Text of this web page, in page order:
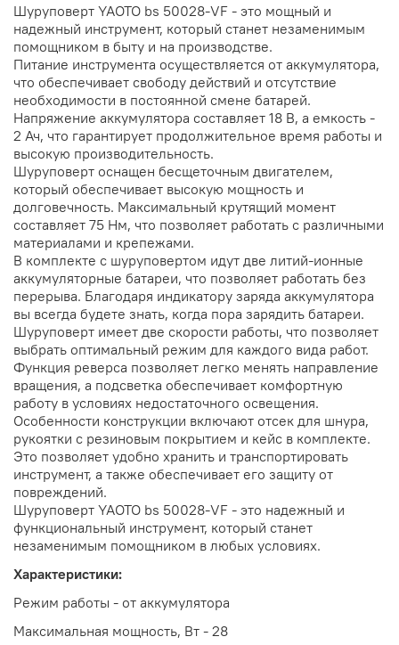
Шуруповерт YAOTO bs 50028-VF - это мощный и
надежный инструмент, который станет незаменимым
помощником в быту и на производстве.
Питание инструмента осуществляется от аккумулятора,
что обеспечивает свободу действий и отсутствие
необходимости в постоянной смене батарей.
Напряжение аккумулятора составляет 18 В, а емкость -
2 Ач, что гарантирует продолжительное время работы и
высокую производительность.
Шуруповерт оснащен бесщеточным двигателем,
который обеспечивает высокую мощность и
долговечность. Максимальный крутящий момент
составляет 75 Нм, что позволяет работать с различными
материалами и крепежами.
В комплекте с шуруповертом идут две литий-ионные
аккумуляторные батареи, что позволяет работать без
перерыва. Благодаря индикатору заряда аккумулятора
вы всегда будете знать, когда пора зарядить батареи.
Шуруповерт имеет две скорости работы, что позволяет
выбрать оптимальный режим для каждого вида работ.
Функция реверса позволяет легко менять направление
вращения, а подсветка обеспечивает комфортную
работу в условиях недостаточного освещения.
Особенности конструкции включают отсек для шнура,
рукоятки с резиновым покрытием и кейс в комплекте.
Это позволяет удобно хранить и транспортировать
инструмент, а также обеспечивает его защиту от
повреждений.
Шуруповерт YAOTO bs 50028-VF - это надежный и
функциональный инструмент, который станет
незаменимым помощником в любых условиях.
Характеристики:
Режим работы - от аккумулятора
Максимальная мощность, Вт - 28